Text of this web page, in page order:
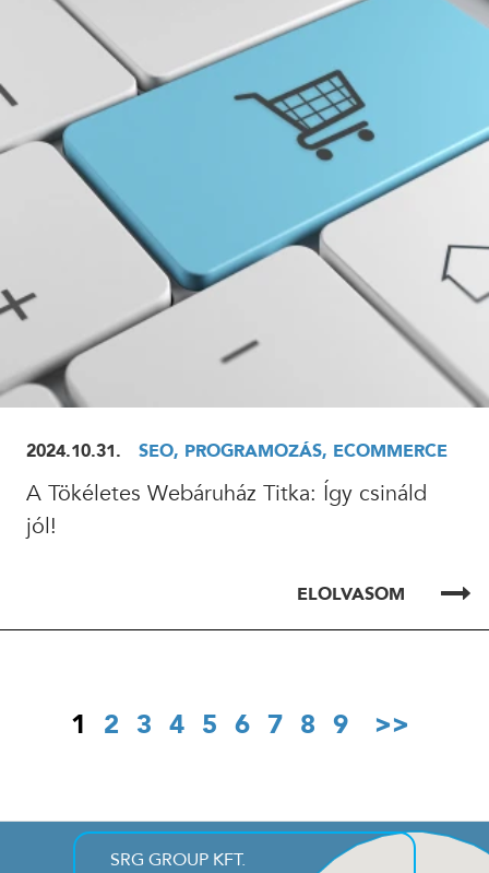
2024.10.31. SEO, PROGRAMOZÁS, ECOMMERCE
A Tökéletes Webáruház Titka: Így csináld
jól!
ELOLVASOM
1 2 3 4 5 6 7 8 9
SRG GROUP KFT.